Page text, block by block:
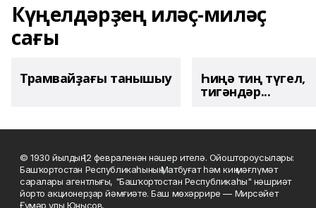
Күңелдәрҙең иләҫ-миләҫ
сағы
Трамвайҙағы танышыу Һиңә тиң түгел,
тигәндәр...
© 1930 йылдың 12 февраленән нәшер ителә. Ойоштороусылары:
Башҡортостан Республикаһының Матбуғат һәм киң мәғлүмәт
саралары агентлығы, "Башҡортостан Республикаһы" нәшриәт
йорто акционерҙар йәмғиәте. Баш мөхәррире — Мирсәйет
Ғүмәр улы Юнысов.